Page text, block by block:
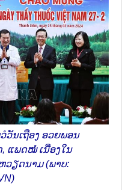
ວັນເຖືອງ ອວຍພອນ
ແພດໝໍ ເນື່ອງໃນ
ວຽດນາມ (ພາບ: